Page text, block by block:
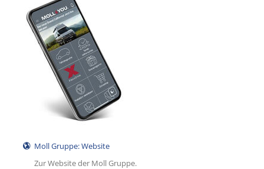
Moll Gruppe: Website
Zur Website der Moll Gruppe.